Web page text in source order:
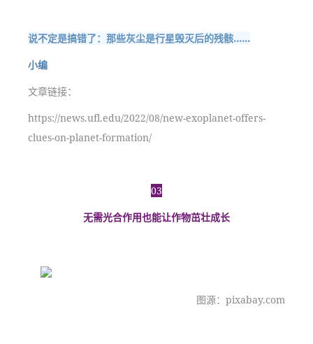
说不定是搞错了：那些灰尘是行星毁灭后的残骸……
小编
文章链接：
https://news.ufl.edu/2022/08/new-exoplanet-offers-
clues-on-planet-formation/
03
无需光合作用也能让作物茁壮成长
图源：pixabay.com